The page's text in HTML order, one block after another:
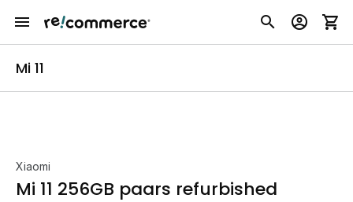
Mi 11
Xiaomi
Mi 11 256GB paars refurbished